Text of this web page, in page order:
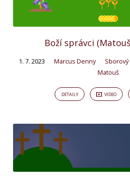
Boží správci
1. 7. 2023 Marcus Denny
Sborový
Matouš
DETAILY VIDEO